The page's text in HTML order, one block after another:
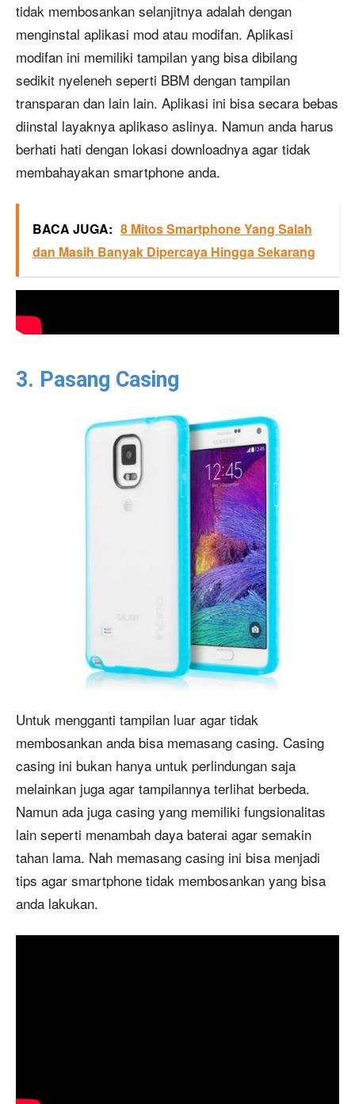
tidak membosankan selanjitnya adalah dengan
menginstal aplikasi mod atau modifan. Aplikasi
modifan ini memiliki tampilan yang bisa dibilang
sedikit nyeleneh seperti BBM dengan tampilan
transparan dan lain lain. Aplikasi ini bisa secara bebas
diinstal layaknya aplikaso aslinya. Namun anda harus
berhati hati dengan lokasi downloadnya agar tidak
membahayakan smartphone anda.
BACA JUGA: 8 Mitos Smartphone Yang Salah
dan Masih Banyak Dipercaya Hingga Sekarang
3. Pasang Casing
Untuk mengganti tampilan luar agar tidak
membosankan anda bisa memasang casing. Casing
casing ini bukan hanya untuk perlindungan saja
melainkan juga agar tampilannya terlihat berbeda.
Namun ada juga casing yang memiliki fungsionalitas
lain seperti menambah daya baterai agar semakin
tahan lama. Nah memasang casing ini bisa menjadi
tips agar smartphone tidak membosankan yang bisa
anda lakukan.